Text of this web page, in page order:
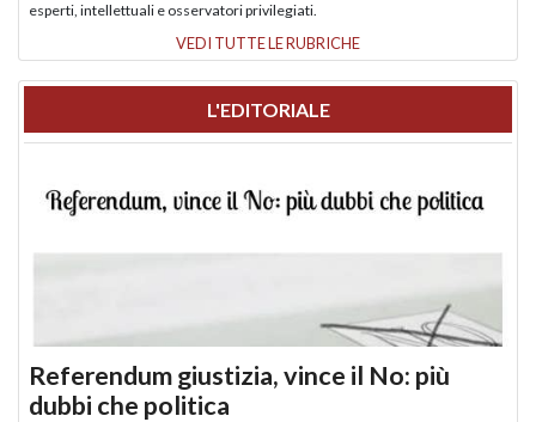
esperti, intellettuali e osservatori privilegiati.
VEDI TUTTE LE RUBRICHE
L'EDITORIALE
Referendum giustizia, vince il No: più
dubbi che politica